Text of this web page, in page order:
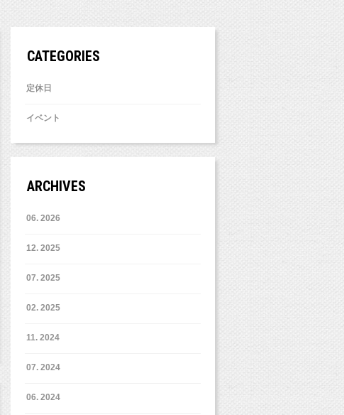
CATEGORIES
定休日
イベント
ARCHIVES
6. 2026
12. 2025
7. 2025
2. 2025
11. 2024
7. 2024
6. 2024